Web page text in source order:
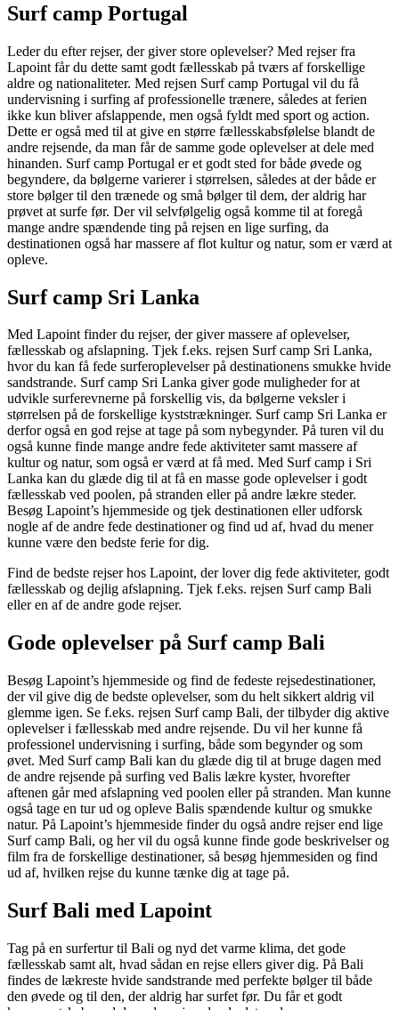
Surf camp Portugal
Leder du efter rejser, der giver store oplevelser? Med rejser fra
Lapoint får du dette samt godt fællesskab på tværs af forskellige
aldre og nationaliteter. Med rejsen Surf camp Portugal vil du få
undervisning i surfing af professionelle trænere, således at ferien
ikke kun bliver afslappende, men også fyldt med sport og action.
Dette er også med til at give en større fællesskabsfølelse blandt de
andre rejsende, da man får de samme gode oplevelser at dele med
hinanden. Surf camp Portugal er et godt sted for både øvede og
begyndere, da bølgerne varierer i størrelsen, således at der både er
store bølger til den trænede og små bølger til dem, der aldrig har
prøvet at surfe før. Der vil selvfølgelig også komme til at foregå
mange andre spændende ting på rejsen en lige surfing, da
destinationen også har massere af flot kultur og natur, som er værd at
opleve.
Surf camp Sri Lanka
Med Lapoint finder du rejser, der giver massere af oplevelser,
fællesskab og afslapning. Tjek f.eks. rejsen Surf camp Sri Lanka,
hvor du kan få fede surferoplevelser på destinationens smukke hvide
sandstrande. Surf camp Sri Lanka giver gode muligheder for at
udvikle surferevnerne på forskellig vis, da bølgerne veksler i
størrelsen på de forskellige kyststrækninger. Surf camp Sri Lanka er
derfor også en god rejse at tage på som nybegynder. På turen vil du
også kunne finde mange andre fede aktiviteter samt massere af
kultur og natur, som også er værd at få med. Med Surf camp i Sri
Lanka kan du glæde dig til at få en masse gode oplevelser i godt
fællesskab ved poolen, på stranden eller på andre lækre steder.
Besøg Lapoint’s hjemmeside og tjek destinationen eller udforsk
nogle af de andre fede destinationer og find ud af, hvad du mener
kunne være den bedste ferie for dig.
Find de bedste rejser hos Lapoint, der lover dig fede aktiviteter, godt
fællesskab og dejlig afslapning. Tjek f.eks. rejsen Surf camp Bali
eller en af de andre gode rejser.
Gode oplevelser på Surf camp Bali
Besøg Lapoint’s hjemmeside og find de fedeste rejsedestinationer,
der vil give dig de bedste oplevelser, som du helt sikkert aldrig vil
glemme igen. Se f.eks. rejsen Surf camp Bali, der tilbyder dig aktive
oplevelser i fællesskab med andre rejsende. Du vil her kunne få
professionel undervisning i surfing, både som begynder og som
øvet. Med Surf camp Bali kan du glæde dig til at bruge dagen med
de andre rejsende på surfing ved Balis lækre kyster, hvorefter
aftenen går med afslapning ved poolen eller på stranden. Man kunne
også tage en tur ud og opleve Balis spændende kultur og smukke
natur. På Lapoint’s hjemmeside finder du også andre rejser end lige
Surf camp Bali, og her vil du også kunne finde gode beskrivelser og
film fra de forskellige destinationer, så besøg hjemmesiden og find
ud af, hvilken rejse du kunne tænke dig at tage på.
Surf Bali med Lapoint
Tag på en surfertur til Bali og nyd det varme klima, det gode
fællesskab samt alt, hvad sådan en rejse ellers giver dig. På Bali
findes de lækreste hvide sandstrande med perfekte bølger til både
den øvede og til den, der aldrig har surfet før. Du får et godt